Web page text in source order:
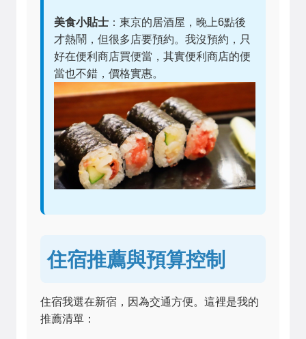
美食小貼士 ：東京的居酒屋，晚上6點後
才熱鬧，但很多店要預約。我沒預約，只
好在便利商店買便當，其實便利商店的便
當也不錯，價格實惠。
住宿推薦與預算控制
住宿我選在新宿，因為交通方便。這裡是我的
推薦清單：